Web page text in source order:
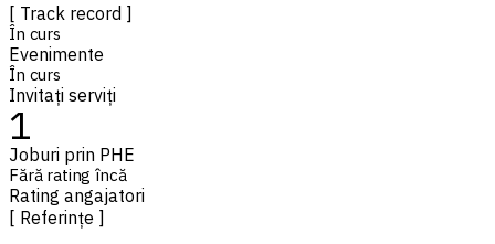
[ Track record ]
În curs
Evenimente
În curs
Invitați serviți
1
Joburi prin PHE
Fără rating încă
Rating angajatori
[ Referințe ]